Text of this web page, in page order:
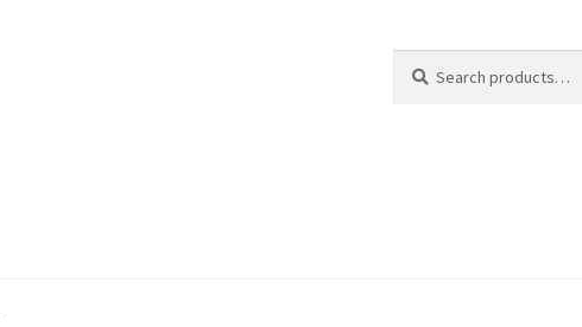
for: